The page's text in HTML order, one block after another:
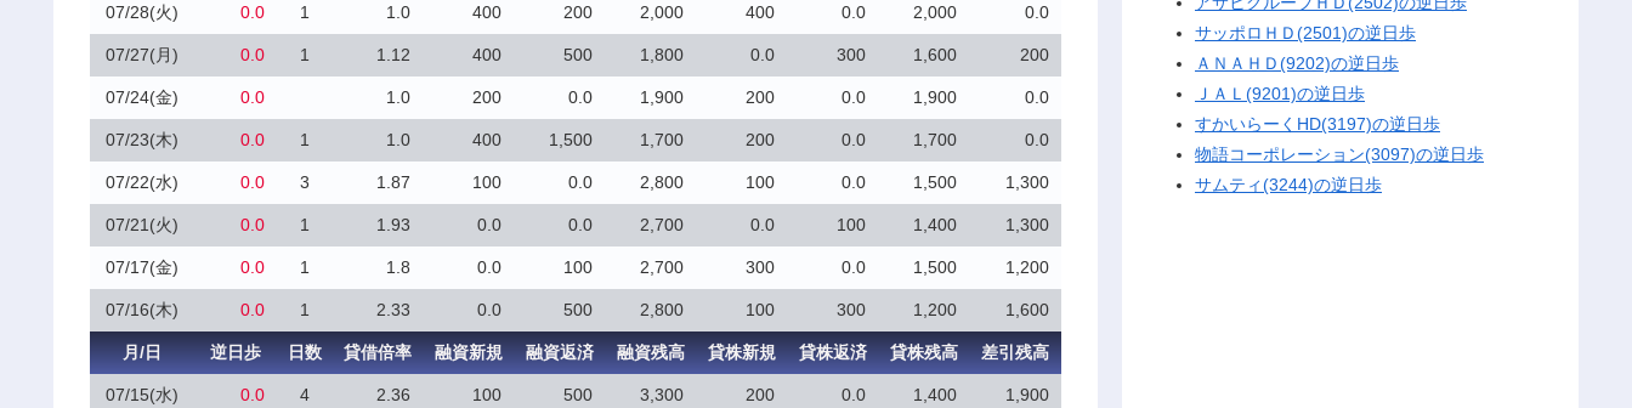
07/28(火) 0.0 1 1.0 400 200 2,000 400 0.0 2,000 0.0
07/27(月) 0.0 1 1.12 400 500 1,800 0.0 300 1,600 200
07/24(金) 0.0 1.0 200 0.0 1,900 200 0.0 1,900 0.0
07/23(木) 0.0 1 1.0 400 1,500 1,700 200 0.0 1,700 0.0
07/22(水) 0.0 3 1.87 100 0.0 2,800 100 0.0 1,500 1,300
07/21(火) 0.0 1 1.93 0.0 0.0 2,700 0.0 100 1,400 1,300
07/17(金) 0.0 1 1.8 0.0 100 2,700 300 0.0 1,500 1,200
07/16(木) 0.0 1 2.33 0.0 500 2,800 100 300 1,200 1,600
月/日 逆日歩 日数 貸借倍率 融資新規 融資返済 融資残高 貸株新規 貸株返済 貸株残高 差引残高
07/15(水) 0.0 4 2.36 100 500 3,300 200 0.0 1,400 1,900
サッポロＨＤ(2501)の逆日歩
ＡＮＡＨＤ(9202)の逆日歩
ＪＡＬ(9201)の逆日歩
すかいらーくHD(3197)の逆日歩
物語コーポレーション(3097)の逆日歩
サムティ(3244)の逆日歩